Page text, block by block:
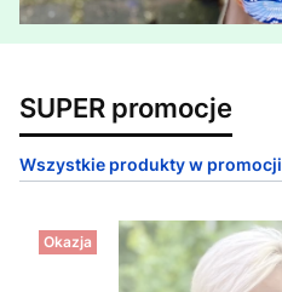
SUPER promocje
Wszystkie produkty w promocji
Okazja